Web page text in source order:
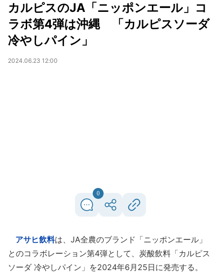
カルピスのJA「ニッポンエール」コ
ラボ第4弾は沖縄 「カルピスソーダ
冷やしパイン」
2024.06.23 12:00
0
アサヒ飲料は、JA全農のブランド「ニッポンエール」
とのコラボレーション第4弾として、炭酸飲料「カルピス
ソーダ 冷やしパイン」を2024年6月25日に発売する。